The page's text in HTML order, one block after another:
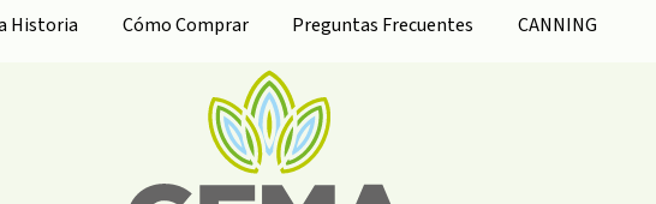
Historia Cómo Comprar Preguntas Frecuentes CANNING